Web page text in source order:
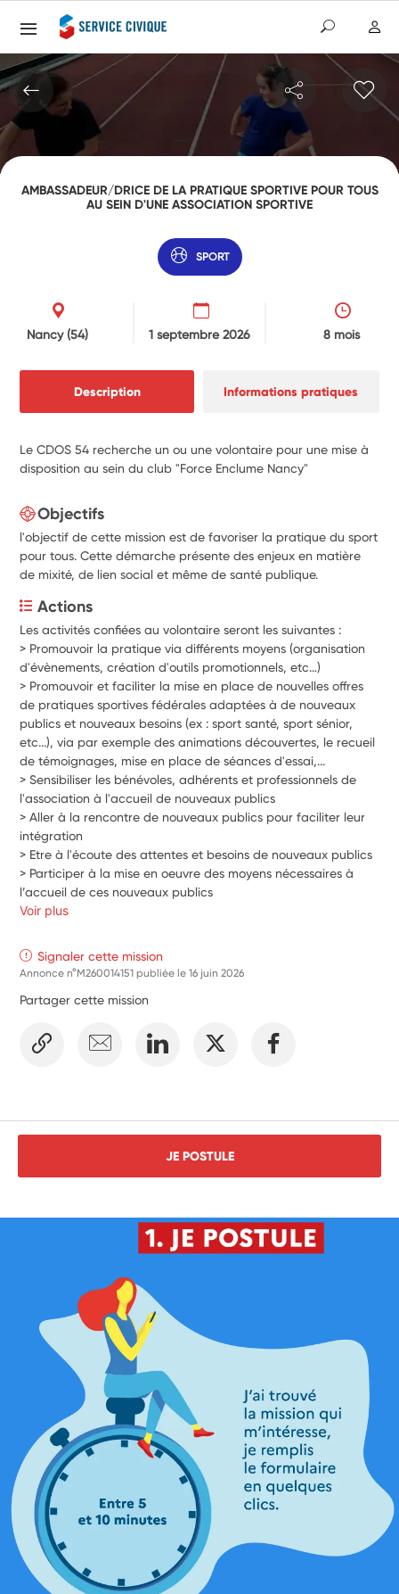
AMBASSADEUR/DRICE DE LA PRATIQUE SPORTIVE POUR TOUS
AU SEIN D'UNE ASSOCIATION SPORTIVE
SPORT
Nancy(54) 1 septembre 2026 8 mois
Description Informations pratiques
Le CDOS 54 recherche un ou une volontaire pour une mise à
disposition au sein du club "Force Enclume Nancy"
Objectifs
l'objectif de cette mission est de favoriser la pratique du sport
pour tous. Cette démarche présente des enjeux en matière
de mixité, de lien social et même de santé publique.
Actions
> Promouvoir la pratique via différents moyens (organisation
> Promouvoir et faciliter la mise en place de nouvelles offres
de pratiques sportives fédérales adaptées à de nouveaux
publics et nouveaux besoins (ex : sport santé, sport sénior,
etc...), via par exemple des animations découvertes, le recueil
> Sensibiliser les bénévoles, adhérents et professionnels de
> Aller à la rencontre de nouveaux publics pour faciliter leur
> Participer à la mise en oeuvre des moyens nécessaires à
l’accueil de ces nouveaux publics
Voir plus
Signaler cette mission
Annonce n°M260014151 publiée le16 juin 2026
Partager cette mission
JE POSTULE